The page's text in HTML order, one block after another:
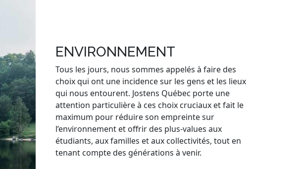
ENVIRONNEMENT
Tous les jours, nous sommes appelés à faire des
choix qui ont une incidence sur les gens et les lieux
qui nous entourent. Jostens Québec porte une
attention particulière à ces choix cruciaux et fait le
maximum pour réduire son empreinte sur
l’environnement et offrir des plus-values aux
étudiants, aux familles et aux collectivités, tout en
tenant compte des générations à venir.